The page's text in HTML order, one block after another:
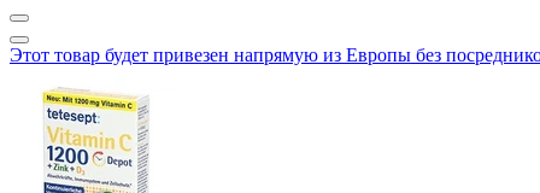
Этот товар будет привезен напрямую из Европы без